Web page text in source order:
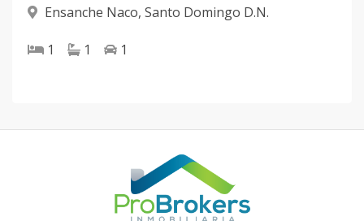
Ensanche Naco, Santo Domingo D.N.
1 1 1